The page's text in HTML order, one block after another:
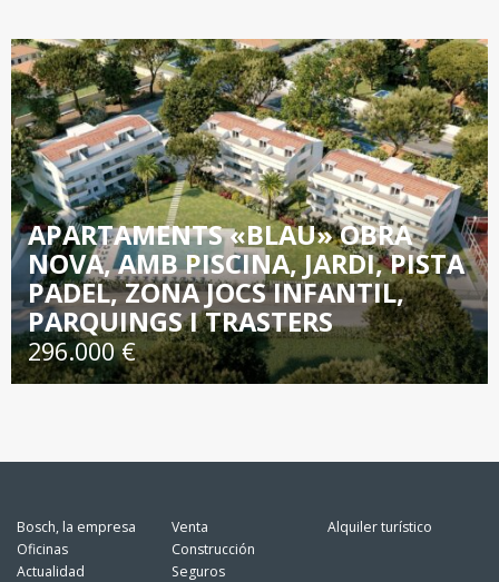
APARTAMENTS «BLAU» OBRA
NOVA, AMB PISCINA, JARDI, PISTA
PADEL, ZONA JOCS INFANTIL,
PARQUINGS I TRASTERS
296.000 €
Bosch, la empresa
Oficinas
Actualidad
Venta
Construcción
Seguros
Alquiler turístico